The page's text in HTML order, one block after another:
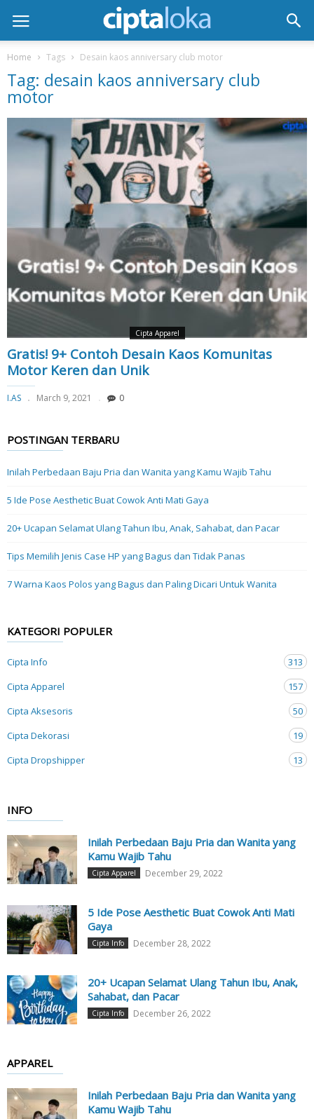
Home Tags Desain kaos anniversary club motor
Tag: desain kaos anniversary club
motor
Cipta Apparel
Gratis! 9+ Contoh Desain Kaos Komunitas
Motor Keren dan Unik
I.AS March 9, 2021 0
POSTINGAN TERBARU
Inilah Perbedaan Baju Pria dan Wanita yang Kamu Wajib Tahu
5 Ide Pose Aesthetic Buat Cowok Anti Mati Gaya
20+ Ucapan Selamat Ulang Tahun Ibu, Anak, Sahabat, dan Pacar
Tips Memilih Jenis Case HP yang Bagus dan Tidak Panas
7 Warna Kaos Polos yang Bagus dan Paling Dicari Untuk Wanita
KATEGORI POPULER
Cipta Info
313
Cipta Apparel
157
Cipta Aksesoris
50
Cipta Dekorasi
19
Cipta Dropshipper
13
INFO
Inilah Perbedaan Baju Pria dan Wanita yang
Kamu Wajib Tahu
Cipta Apparel December 29, 2022
5 Ide Pose Aesthetic Buat Cowok Anti Mati
Gaya
Cipta Info December 28, 2022
20+ Ucapan Selamat Ulang Tahun Ibu, Anak,
Sahabat, dan Pacar
Cipta Info December 26, 2022
APPAREL
Inilah Perbedaan Baju Pria dan Wanita yang
Kamu Wajib Tahu